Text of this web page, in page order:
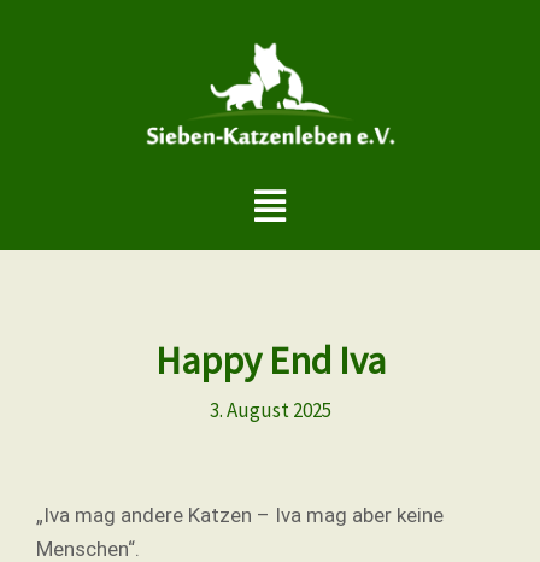
Menü
Happy End Iva
3. August 2025
„Iva mag andere Katzen – Iva mag aber keine
Menschen“.